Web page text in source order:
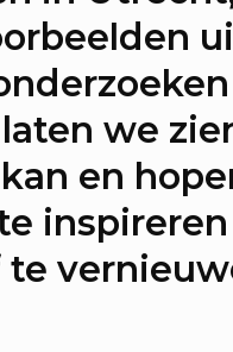
stad, ons
ons
op
we
en